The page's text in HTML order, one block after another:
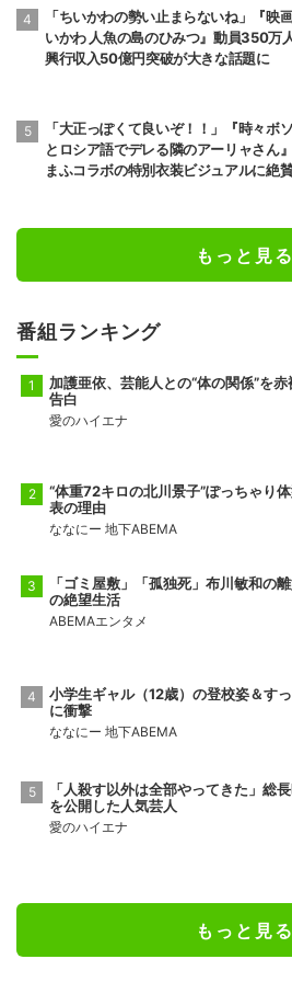
「ちいかわの勢い止まらないね」『映
いかわ 人魚の島のひみつ』動員350万
興行収入50億円突破が大きな話題に
「大正っぽくて良いぞ！！」『時々ボ
とロシア語でデレる隣のアーリャさん
まふコラボの特別衣装ビジュアルに絶
もっと見る
番組ランキング
加護亜依、芸能人との“体の関係”を赤
告白
愛のハイエナ
“体重72キロの北川景子”ぽっちゃり
表の理由
ななにー 地下ABEMA
「ゴミ屋敷」「孤独死」布川敏和の
の絶望生活
ABEMAエンタメ
小学生ギャル（12歳）の登校姿＆す
に衝撃
ななにー 地下ABEMA
「人殺す以外は全部やってきた」総
を公開した人気芸人
愛のハイエナ
もっと見る